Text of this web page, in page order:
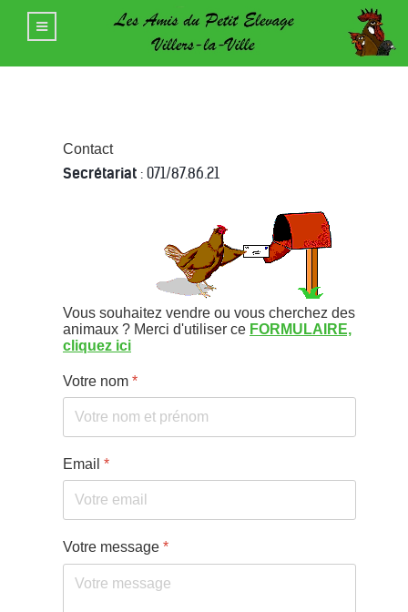
Contact
Secrétariat : 071/87.86.21
Vous souhaitez vendre ou vous cherchez des
animaux ? Merci d'utiliser ce FORMULAIRE,
cliquez ici
Votre nom *
Email *
Votre message *